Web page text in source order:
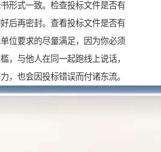
形式一致。检查投标文件是否有
后再密封。查看投标文件是否有
位要求的尽量满足，因为你必须
，与他人在同一起跑线上说话，
，也会因投标错误而付诸东流。